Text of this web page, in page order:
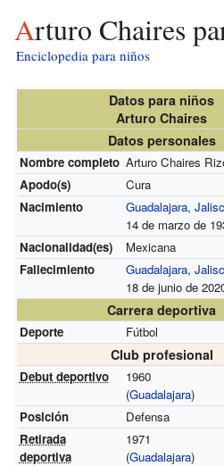
Arturo Chaires
Enciclopedia para niños
Datos para niños
Arturo Chaires
Datos personales
Nombre completo Arturo Chaires
Apodo(s)
Cura
Nacimiento
Guadalajara,
14 de marzo de
Nacionalidad(es)
Mexicana
Fallecimiento
Guadalajara,
18 de junio de
Carrera deportiva
Deporte Fútbol
Club profesional
Debut deportivo
1960
(Guadalajara)
Posición
Defensa
Retirada
deportiva
1971
(Guadalajara)